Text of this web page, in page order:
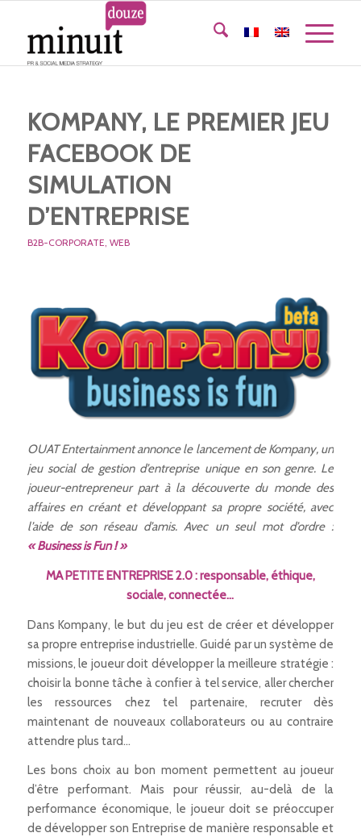
KOMPANY, LE PREMIER JEU
FACEBOOK DE
SIMULATION
D’ENTREPRISE
B2B-CORPORATE, WEB
OUAT Entertainment annonce le lancement de Kompany, un
jeu social de gestion d’entreprise unique en son genre. Le
joueur-entrepreneur part à la découverte du monde des
affaires en créant et développant sa propre société, avec
l’aide de son réseau d’amis. Avec un seul mot d’ordre :
« Business is Fun ! »
MA PETITE ENTREPRISE 2.0 : responsable, éthique,
sociale, connectée…
Dans Kompany, le but du jeu est de créer et développer
sa propre entreprise industrielle. Guidé par un système de
missions, le joueur doit développer la meilleure stratégie :
choisir la bonne tâche à confier à tel service, aller chercher
les ressources chez tel partenaire, recruter dès
maintenant de nouveaux collaborateurs ou au contraire
attendre plus tard…
Les bons choix au bon moment permettent au joueur
d’être performant. Mais pour réussir, au-delà de la
performance économique, le joueur doit se préoccuper
de développer son Entreprise de manière responsable et